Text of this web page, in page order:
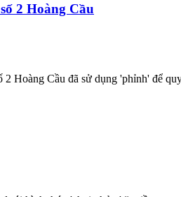
2 Hoàng Cầu
Hoàng Cầu đã sử dụng 'phỉnh' để